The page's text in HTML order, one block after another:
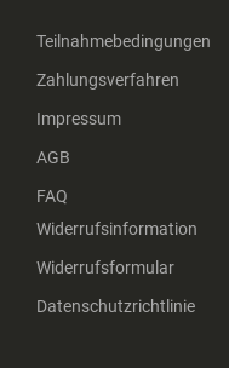
Teilnahmebedingungen
Zahlungsverfahren
Impressum
AGB
FAQ
Widerrufsinformation
Widerrufsformular
Datenschutzrichtlinie